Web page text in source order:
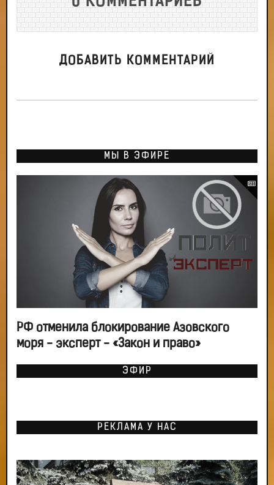
ДОБАВИТЬ КОММЕНТАРИЙ
МЫ В ЭФИРЕ
РФ отменила блокирование Азовского
моря - эксперт - «Закон и право»
ЭФИР
РЕКЛАМА У НАС